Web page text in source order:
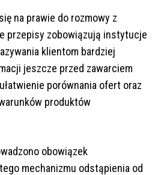
na prawie do rozmowy z
przepisy zobowiązują instytucje
klientom bardziej
jeszcze przed zawarciem
porównania ofert oraz
produktów
obowiązek
mechanizmu odstąpienia od